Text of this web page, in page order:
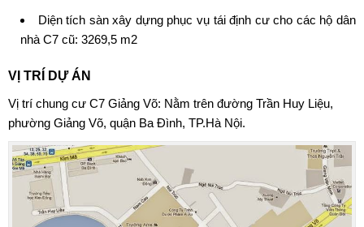
Diện tích sàn xây dựng phục vụ tái định cư cho các hộ dân
nhà C7 cũ: 3269,5 m2
VỊ TRÍ DỰ ÁN
Vị trí chung cư C7 Giảng Võ: Nằm trên đường Trần Huy Liệu,
phường Giảng Võ, quận Ba Đình, TP.Hà Nội.